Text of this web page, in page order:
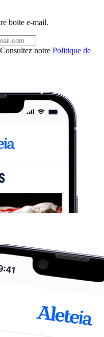
boite e-mail.
notre Politique de